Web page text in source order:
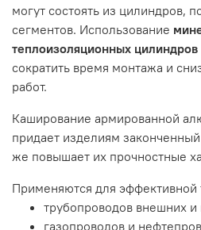
могут состоять из цилиндров,
сегментов. Использование
теплоизоляционных цилиндров
сократить время монтажа и
работ.
Каширование армированной
придает изделиям
же повышает их прочностные
Применяются для эффективной
трубопроводов внешних и
газопроводов и